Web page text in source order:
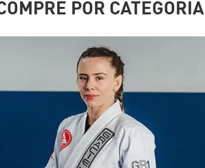
POR CATEGORIA